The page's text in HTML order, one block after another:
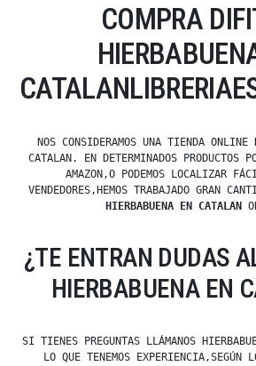
COMPRA
NOS CONSIDERAMOS UNA TIENDA ONLINE
CATALAN. EN DETERMINADOS PRODUCTOS
AMAZON,O PODEMOS LOCALIZAR
VENDEDORES,HEMOS TRABAJADO GRAN
HIERBABUENA EN CATALAN
¿TE ENTRAN DUDAS
HIERBABUENA EN
SI TIENES PREGUNTAS LLÁMANOS
LO QUE TENEMOS EXPERIENCIA,SEGÚN